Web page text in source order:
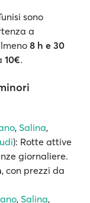
sono
a
8 h e 30
10€.
, Salina,
): Rotte attive
giornaliere.
, con prezzi da
, Salina,